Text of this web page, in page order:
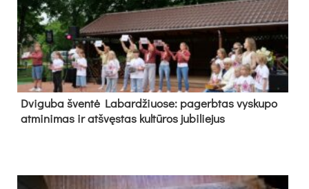
Dvi­gu­ba šven­tė La­bar­džiuo­se: pa­gerb­tas vys­ku­po
at­mi­ni­mas ir at­švęs­tas kul­tū­ros ju­bi­lie­jus